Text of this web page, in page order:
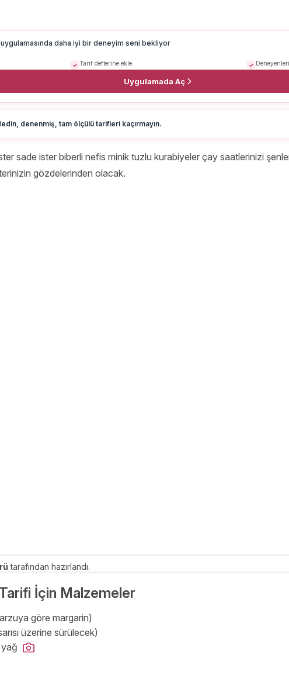
daha iyi bir deneyim seni bekliyor
Tarif defterine ekle
Uygulamada Aç
denenmiş, tam ölçülü tarifleri kaçırmayın.
ister sade ister biberli nefis minik tuzlu kurabiyeler çay saatlerinizi
gözdelerinden olacak.
tarafından hazırlandı.
İçin Malzemeler
göre margarin)
üzerine sürülecek)
yağ